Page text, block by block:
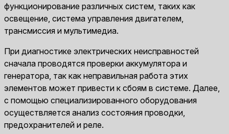
функционирование различных систем, таких как
освещение, система управления двигателем,
трансмиссия и мультимедиа.
При диагностике электрических неисправностей
сначала проводятся проверки аккумулятора и
генератора, так как неправильная работа этих
элементов может привести к сбоям в системе. Далее,
с помощью специализированного оборудования
осуществляется анализ состояния проводки,
предохранителей и реле.